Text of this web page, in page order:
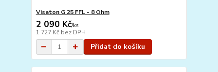
Visaton G 25 FFL - 8 Ohm
2 090 Kč/ks
1 727 Kč bez DPH
Přidat do košíku